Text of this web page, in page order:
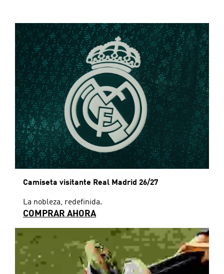
Camiseta visitante Real Madrid 26/27
La nobleza, redefinida.
COMPRAR AHORA